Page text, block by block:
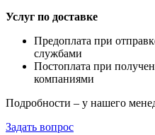
Услуг по доставке
Предоплата при
службами
Постоплата при
компаниями
Подробности – у нашего
Задать вопрос